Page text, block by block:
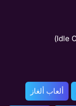
ألعاب ألغاز